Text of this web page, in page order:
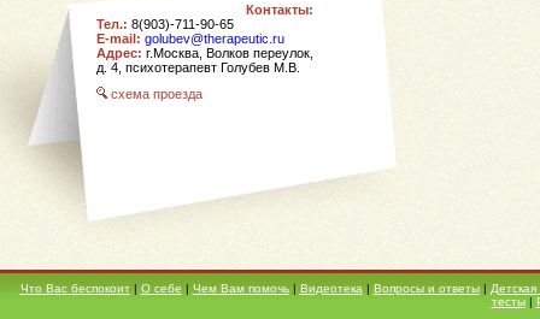
Контакты:
Тел.: 8(903)-711-90-65
E-mail: golubev@therapeutic.ru
Адрес: г.Москва, Волков переулок,
д. 4, психотерапевт Голубев М.В.
схема проезда
Что Вас беспокоит| О себе | Чем Вам помочь| Видеотека | Вопросы и ответы|
тесты|